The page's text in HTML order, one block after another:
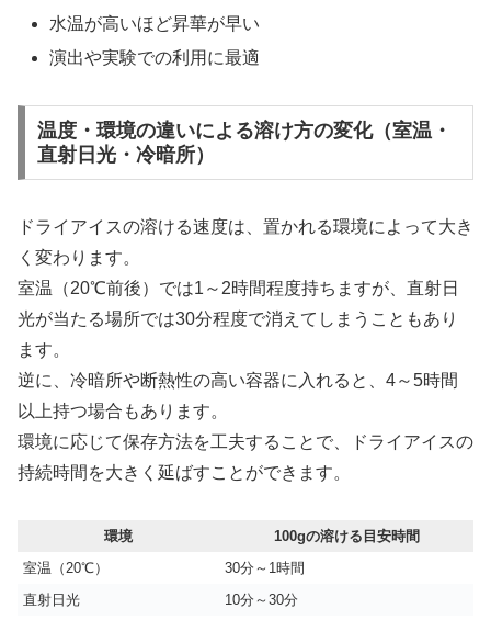
水温が高いほど昇華が早い
演出や実験での利用に最適
温度・環境の違いによる溶け方の変化（室温・
直射日光・冷暗所）
ドライアイスの溶ける速度は、置かれる環境によって大き
く変わります。
室温（20℃前後）では1～2時間程度持ちますが、直射日
光が当たる場所では30分程度で消えてしまうこともあり
ます。
逆に、冷暗所や断熱性の高い容器に入れると、4～5時間
以上持つ場合もあります。
環境に応じて保存方法を工夫することで、ドライアイスの
持続時間を大きく延ばすことができます。
環境
100gの溶ける目安時間
室温（20℃）
30分～1時間
直射日光
10分～30分